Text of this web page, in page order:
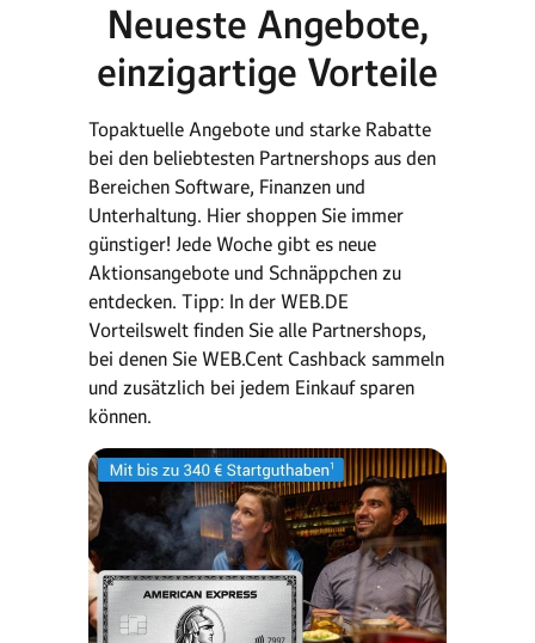
Neueste Angebote,
einzigartige Vorteile
Topaktuelle Angebote und starke Rabatte
bei den beliebtesten Partnershops aus den
Bereichen Software, Finanzen und
Unterhaltung. Hier shoppen Sie immer
günstiger! Jede Woche gibt es neue
Aktionsangebote und Schnäppchen zu
entdecken. Tipp: In der WEB.DE
Vorteilswelt finden Sie alle Partnershops,
bei denen Sie WEB.Cent Cashback sammeln
und zusätzlich bei jedem Einkauf sparen
können.